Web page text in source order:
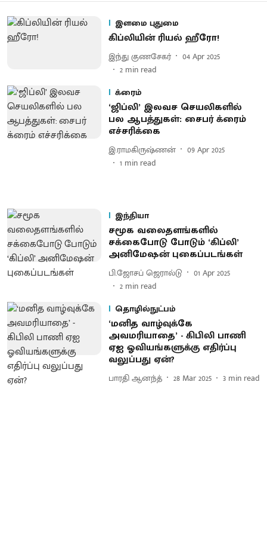
இளமை புதுமை
கிப்லியின் ரியல் ஹீரோ!
இந்து குணசேகர்
04 Apr 2025
2 min read
க்ரைம்
‘ஜிப்லி’ இலவச செயலிகளில்
பல ஆபத்துகள்: சைபர் க்ரைம்
எச்சரிக்கை
இ.ராமகிருஷ்ணன்
09 Apr 2025
1 min read
இந்தியா
சமூக வலைதளங்களில்
சக்கைபோடு போடும் ‘கிப்லி’
அனிமேஷன் புகைப்படங்கள்
பி.ஜோசப் ஜெரால்டு
01 Apr 2025
2 min read
தொழில்நுட்பம்
‘மனித வாழ்வுக்கே
அவமரியாதை’ - கிபிலி பாணி
ஏஐ ஓவியங்களுக்கு எதிர்ப்பு
வலுப்பது ஏன்?
பாரதி ஆனந்த் 28 Mar 2025 3 min read